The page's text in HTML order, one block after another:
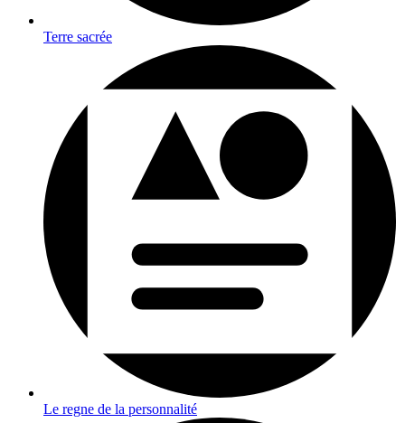
Terre sacrée
Le regne de la personnalité